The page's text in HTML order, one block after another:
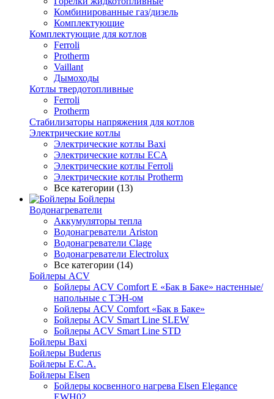
Комбинированные газ/дизель
Комплектующие
Комплектующие для котлов
Ferroli
Protherm
Vaillant
Дымоходы
Котлы твердотопливные
Ferroli
Protherm
Стабилизаторы напряжения для котлов
Электрические котлы
Электрические котлы Baxi
Электрические котлы ECA
Электрические котлы Ferroli
Электрические котлы Protherm
Все категории (13)
Бойлеры
Водонагреватели
Аккумуляторы тепла
Водонагреватели Ariston
Водонагреватели Clage
Водонагреватели Electrolux
Все категории (14)
Бойлеры ACV
Бойлеры ACV Comfort E «Бак в Баке» настенные/
напольные c ТЭН-ом
Бойлеры ACV Comfort «Бак в Баке»
Бойлеры ACV Smart Line SLEW
Бойлеры ACV Smart Line STD
Бойлеры Baxi
Бойлеры Buderus
Бойлеры E.C.A.
Бойлеры Elsen
Бойлеры косвенного нагрева Elsen Elegance
EWH02